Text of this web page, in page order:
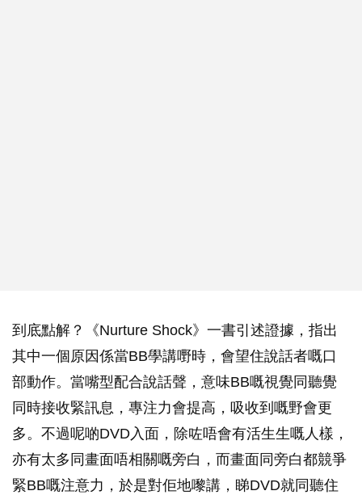
到底點解？《Nurture Shock》一書引述證據，指出
其中一個原因係當BB學講嘢時，會望住說話者嘅口
部動作。當嘴型配合說話聲，意味BB嘅視覺同聽覺
同時接收緊訊息，專注力會提高，吸收到嘅野會更
多。不過呢啲DVD入面，除咗唔會有活生生嘅人樣，
亦有太多同畫面唔相關嘅旁白，而畫面同旁白都競爭
緊BB嘅注意力，於是對佢地嚟講，睇DVD就同聽住